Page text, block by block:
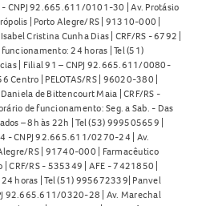
- CNPJ 92.665.611/0101-30 | Av. Protásio
| Porto Alegre/RS | 91310-000 |
Cristina Cunha Dias | CRF/RS - 6792 |
24 horas | Tel (51)
| Filial 91 – CNPJ 92.665.611/0080-
Centro | PELOTAS/RS | 96020-380 |
de Bittencourt Maia | CRF/RS -
de funcionamento: Seg. a Sab. - Das
– 8h às 22h | Tel (53) 999505659 |
- CNPJ 92.665.611/0270-24 | Av.
RS | 91740-000 | Farmacêutico
CRF/RS - 535349 | AFE - 7421850 |
horas | Tel (51) 995672339| Panvel
92.665.611/0320-28 | Av. Marechal